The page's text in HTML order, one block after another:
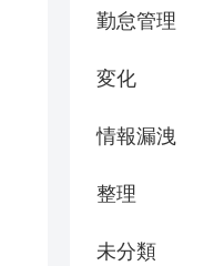
勤怠管理
変化
情報漏洩
整理
未分類